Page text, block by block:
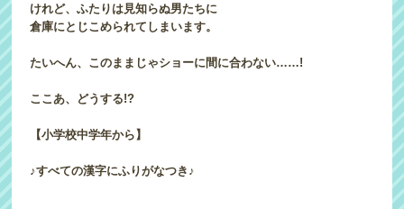
けれど、ふたりは見知らぬ男たちに
倉庫にとじこめられてしまいます。
たいへん、このままじゃショーに間に合わない……!
ここあ、どうする!?
【小学校中学年から】
♪すべての漢字にふりがなつき♪